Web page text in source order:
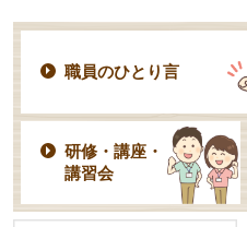
職員のひとり言
研修・講座・
講習会